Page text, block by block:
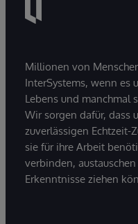
Millionen von
InterSystems, wenn es
Lebens und manchmal
Wir sorgen dafür, dass
zuverlässigen Echtzeit-
sie für ihre Arbeit
verbinden,
Erkenntnisse ziehen